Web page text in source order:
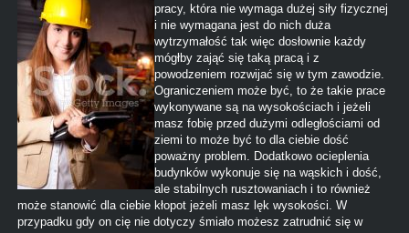
pracy, która nie wymaga dużej siły fizycznej
i nie wymagana jest do nich duża
wytrzymałość tak więc dosłownie każdy
mógłby zająć się taką pracą i z
powodzeniem rozwijać się w tym zawodzie.
Ograniczeniem może być, to że takie prace
wykonywane są na wysokościach i jeżeli
masz fobię przed dużymi odległościami od
ziemi to może być to dla ciebie dość
poważny problem. Dodatkowo ocieplenia
budynków wykonuje się na wąskich i dość,
ale stabilnych rusztowaniach i to również
może stanowić dla ciebie kłopot jeżeli masz lęk wysokości. W
przypadku gdy on cię nie dotyczy śmiało możesz zatrudnić się w